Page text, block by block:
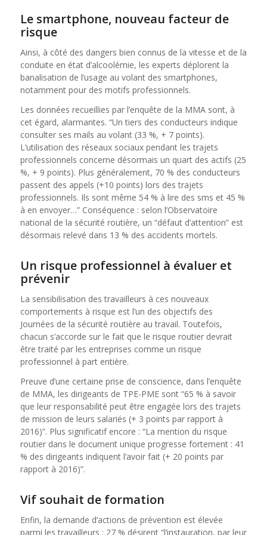
Le smartphone, nouveau facteur de
risque
Ainsi, à côté des dangers bien connus de la vitesse et de la
conduite en état d’alcoolémie, les experts déplorent la
banalisation de l’usage au volant des smartphones,
notamment pour des motifs professionnels.
Les données recueillies par l’enquête de la MMA sont, à
cet égard, alarmantes. “Un tiers des conducteurs indique
consulter ses mails au volant (33 %, + 7 points).
L’utilisation des réseaux sociaux pendant les trajets
professionnels concerne désormais un quart des actifs (25
%, + 9 points). Plus généralement, 70 % des conducteurs
passent des appels (+10 points) lors des trajets
professionnels. Ils sont même 54 % à lire des sms et 45 %
à en envoyer…” Conséquence : selon l’Observatoire
national de la sécurité routière, un “défaut d’attention” est
désormais relevé dans 13 % des accidents mortels.
Un risque professionnel à évaluer et
prévenir
La sensibilisation des travailleurs à ces nouveaux
comportements à risque est l’un des objectifs des
Journées de la sécurité routière au travail. Toutefois,
chacun s’accorde sur le fait que le risque routier devrait
être traité par les entreprises comme un risque
professionnel à part entière.
Preuve d’une certaine prise de conscience, dans l’enquête
de MMA, les dirigeants de TPE-PME sont “65 % à savoir
que leur responsabilité peut être engagée lors des trajets
de mission de leurs salariés (+ 3 points par rapport à
2016)”. Plus significatif encore : “La mention du risque
routier dans le document unique progresse fortement : 41
% des dirigeants indiquent l’avoir fait (+ 20 points par
rapport à 2016)”.
Vif souhait de formation
Enfin, la demande d’actions de prévention est élevée
parmi les travailleurs : 27 % désirent “l’instauration, par leur